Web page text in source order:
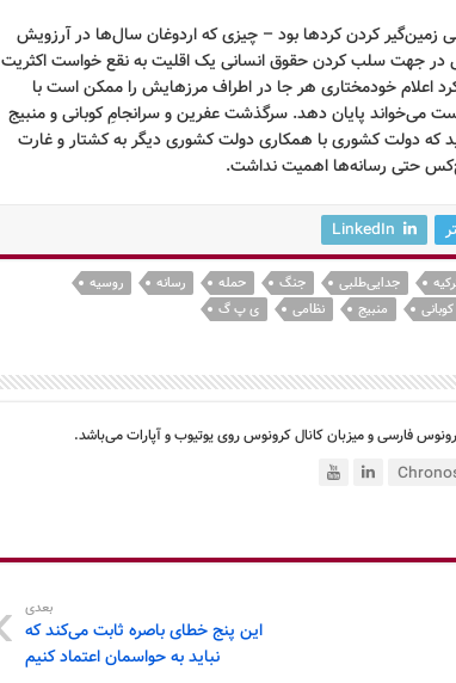
زمین‌گیر کردن کردها بود – چیزی که اردوغان سال‌ها در آرزویش
در جهت سلب کردن حقوق انسانی یک اقلیت به نقع خواست اکثریت
اعلام خودمختاری هر جا در اطراف مرزهایش را ممکن است با
می‌خواند پایان دهد. سرگذشت عفرین و سرانجامِ کوبانی و منبیج
که دولت کشوری با همکاری دولت کشوری دیگر به کشتار و غارت
حتی رسانه‌ها اهمیت نداشت.
LinkedIn
جدایی‌طلبی جنگ حمله رسانه
روسیه
کوبانی منبیج نظامی ی پ گ
فارسی و میزبان کانال کرونوس روی یوتیوب و آپارات می‌باشد.
بعدی
این پنج خطای باصره ثابت می‌کند که
نباید به حواسمان اعتماد کنیم